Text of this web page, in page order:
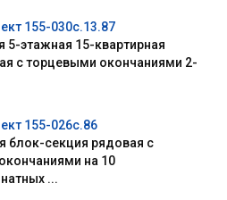
155-030с.13.87
5-этажная 15-квартирная
с торцевыми окончаниями 2-
155-026с.86
блок-секция рядовая с
на 10
...